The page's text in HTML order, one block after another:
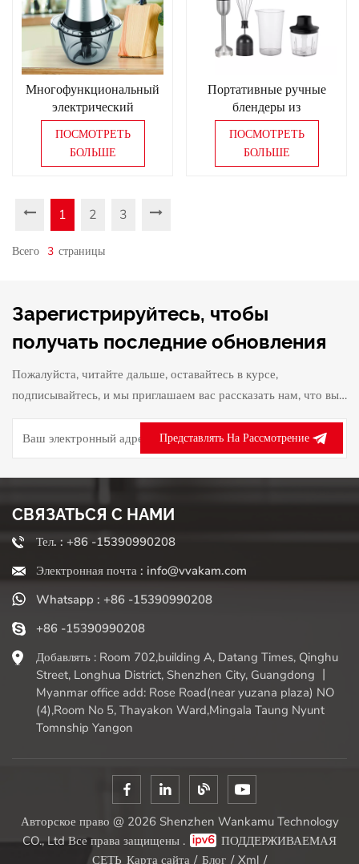
Многофункциональный
электрический
измельчитель еды 1,2 л/2
л, измельчитель овощей,
мяса, батата, чеснока,
ПОСМОТРЕТЬ
БОЛЬШЕ
Портативные ручные
блендеры из
нержавеющей стали,
электрический ручной
блендер с регулируемой
ПОСМОТРЕТЬ
БОЛЬШЕ
1 2 3
Всего 3 Страницы
Зарегистрируйтесь, чтобы
получать последние обновления
Пожалуйста, читайте дальше, оставайтесь в курсе,
подписывайтесь, и мы приглашаем вас рассказать нам, что вы
думаете.
Представлять На Рассмотрение
СВЯЗАТЬСЯ С НАМИ
Тел. : +86 -15390990208
Электронная почта : info@vvakam.com
Whatsapp : +86 -15390990208
+86 -15390990208
Добавлять : Room 702,building A, Datang Times, Qinghu
Street, Longhua District, Shenzhen City, Guangdong 丨
Myanmar office add: Rose Road(near yuzana plaza) NO
(4),Room No 5, Thayakon Ward,Mingala Taung Nyunt
Tomnship Yangon
Авторское право @ 2026 Shenzhen Wankamu Technology
CO., Ltd Все права защищены .
ПОДДЕРЖИВАЕМАЯ
СЕТЬ Карта сайта / Блог / Xml /